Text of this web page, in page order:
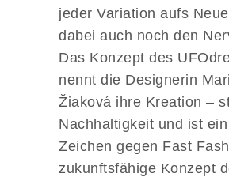
jeder Variation aufs
dabei auch noch den
Das Konzept des
nennt die Designerin
Žiaková ihre Kreation –
Nachhaltigkeit und ist
Zeichen gegen Fast
zukunftsfähige Konzept